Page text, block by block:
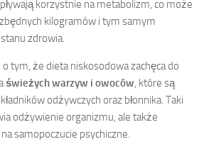
korzystnie na metabolizm, co może
kilogramów i tym samym
zdrowia.
tym, że dieta niskosodowa zachęca do
świeżych warzyw i owoców, które są
odżywczych oraz błonnika. Taki
odżywienie organizmu, ale także
samopoczucie psychiczne.